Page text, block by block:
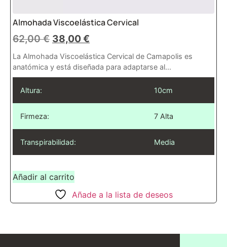
Almohada Viscoelástica Cervical
62,00€ 38,00€
La Almohada Viscoelástica Cervical de Camapolis es
anatómica y está diseñada para adaptarse al...
Altura: 10cm
Firmeza: 7 Alta
Transpirabilidad: Media
Añadir al carrito
Añade a la lista de deseos